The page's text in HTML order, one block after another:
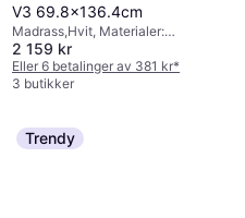
V3 69.8x136.4cm
Madrass,Hvit, Materialer:
Polyester
2 159 kr
Eller 6 betalinger av 381 kr*
3 butikker
Trendy